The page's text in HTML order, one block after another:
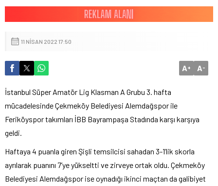
11 NISAN 2022 17:50
A+ A-
İstanbul Süper Amatör Lig Klasman A Grubu 3. hafta
mücadelesinde Çekmeköy Belediyesi Alemdağspor ile
Feriköyspor takımları İBB Bayrampaşa Stadında karşı karşıya
geldi.
Haftaya 4 puanla giren Şişli temsilcisi sahadan 3-1’lik skorla
ayrılarak puanını 7’ye yükseltti ve zirveye ortak oldu. Çekmeköy
Belediyesi Alemdağspor ise oynadığı ikinci maçtan da galibiyet